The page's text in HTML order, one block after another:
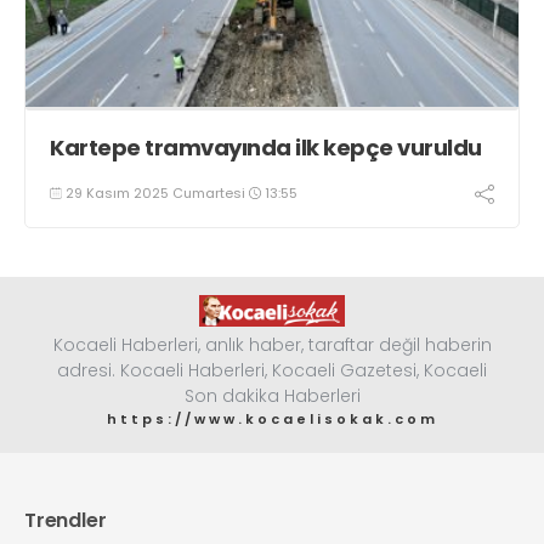
Kartepe tramvayında ilk kepçe vuruldu
29 Kasım 2025 Cumartesi 13:55
Kocaeli Haberleri, anlık haber, taraftar değil haberin
adresi. Kocaeli Haberleri, Kocaeli Gazetesi, Kocaeli
Son dakika Haberleri
https://www.kocaelisokak.com
Trendler